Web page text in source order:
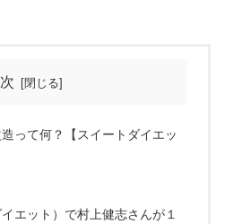
って何？【スイートダイエッ
エット）で村上健志さんが１